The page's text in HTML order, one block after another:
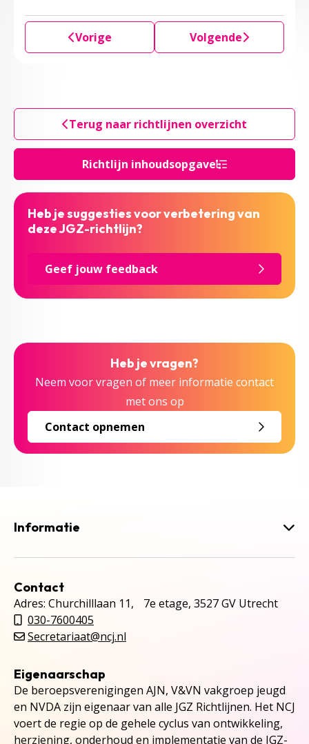
Richtlijn inhoudsopgave
Vorige Volgende
Terug naar richtlijnen overzicht
Heb je suggesties voor verbetering van
deze JGZ-richtlijn?
Geef jouw feedback
Heb je vragen?
Neem voor vragen of meer informatie contact
met ons op
Contact opnemen
Informatie
Contact
Adres: Churchilllaan 11, 7e etage, 3527 GV Utrecht
030-7600405
Secretariaat@ncj.nl
Eigenaarschap
De beroepsverenigingen AJN, V&VN vakgroep jeugd
en NVDA zijn eigenaar van alle JGZ Richtlijnen. Het NCJ
voert de regie op de gehele cyclus van ontwikkeling,
herziening, onderhoud en implementatie van de JGZ-